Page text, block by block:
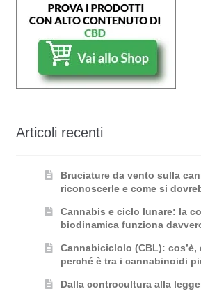
Articoli recenti
Bruciature da vento sulla
riconoscerle e come si
Cannabis e ciclo lunare: la
biodinamica funziona
Cannabiciclolo (CBL):
perché è tra i cannabinoidi
Dalla controcultura alla